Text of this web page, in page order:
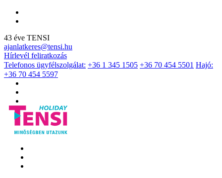
43 éve TENSI
ajanlatkeres@tensi.hu
Hírlevél feliratkozás
Telefonos ügyfélszolgálat: +36 1 345 1505 +36 70 454 5501 Hajó:
+36 70 454 5597